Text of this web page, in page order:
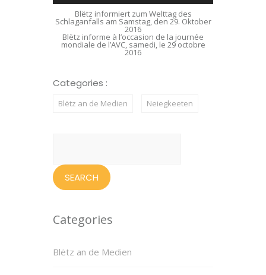
Blëtz informiert zum Welttag des
Schlaganfalls am Samstag, den 29. Oktober
2016
Blëtz informe à l’occasion de la journée
mondiale de l’AVC, samedi, le 29 octobre
2016
Categories :
Blëtz an de Medien Neiegkeeten
Categories
Blëtz an de Medien